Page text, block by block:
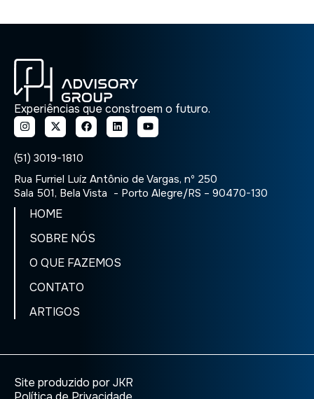
Experiências que constroem o futuro.
(51) 3019-1810
Rua Furriel Luíz Antônio de Vargas, nº 250
Sala 501, Bela Vista - Porto Alegre/RS – 90470-130
HOME
SOBRE NÓS
O QUE FAZEMOS
CONTATO
ARTIGOS
Site produzido por JKR